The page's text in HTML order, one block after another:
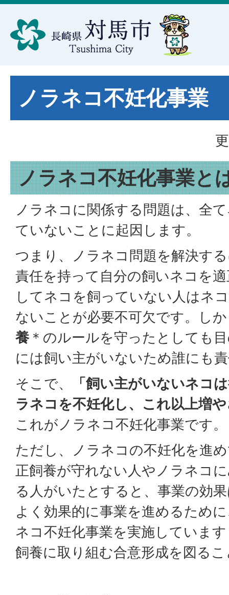
ノラネコ不妊化事業
ノラネコ不妊化事業と
ノラネコに関係する問題は、全
ていないことに起因します。
つまり、ノラネコ問題を解決す
責任を持って自分の飼いネコを
してネコを飼っていない人はネ
ないことが必要不可欠です。し
養＊のルールを守ったとしても
には飼い主がいないため誰にも
そこで、
「飼い主がいないネコ
ラネコを不妊化し、これ以上増
これがノラネコ不妊化事業です。
ただし、ノラネコの不妊化を進
正飼養が守れない人やノラネコ
る人がいたとすると、事業の効
よく効果的に事業を進めるため
ネコ不妊化事業を実施していま
飼養に取り組む合意形成を図る